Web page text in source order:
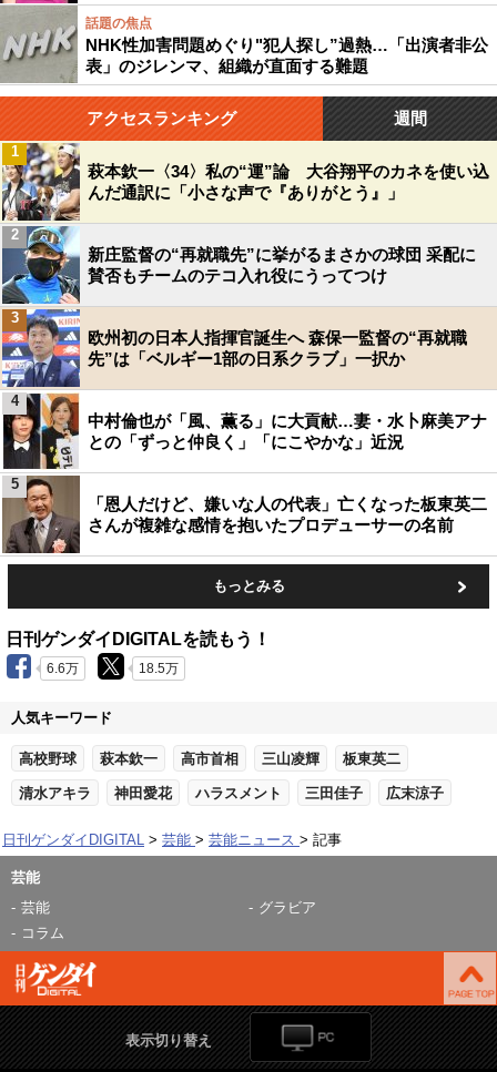
話題の焦点
NHK性加害問題めぐり"犯人探し”過熱…「出演者非公
表」のジレンマ、組織が直面する難題
アクセスランキング 週間
萩本欽一〈34〉私の“運”論 大谷翔平のカネを使い込
んだ通訳に「小さな声で『ありがとう』」
1
新庄監督の“再就職先”に挙がるまさかの球団 采配に
賛否もチームのテコ入れ役にうってつけ
2
欧州初の日本人指揮官誕生へ 森保一監督の“再就職
先”は「ベルギー1部の日系クラブ」一択か
3
中村倫也が「風、薫る」に大貢献…妻・水卜麻美アナ
との「ずっと仲良く」「にこやかな」近況
4
「恩人だけど、嫌いな人の代表」亡くなった板東英二
さんが複雑な感情を抱いたプロデューサーの名前
5
もっとみる
日刊ゲンダイDIGITALを読もう！
6.6万 18.5万
人気キーワード
高校野球 萩本欽一 高市首相 三山凌輝 板東英二
清水アキラ 神田愛花 ハラスメント 三田佳子 広末涼子
日刊ゲンダイDIGITAL 芸能 芸能ニュース 記事
芸能
芸能
グラビア
コラム
表示切り替え